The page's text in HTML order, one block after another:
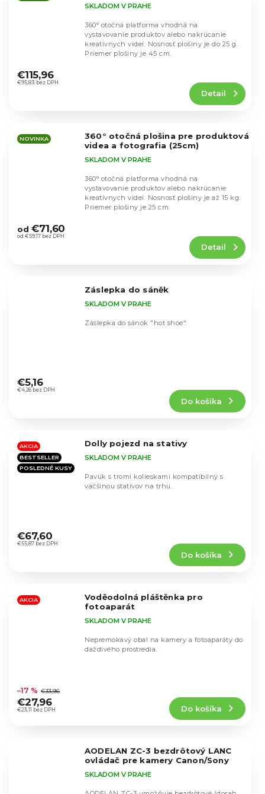
hodnotenie
produktu
hviezdičiek.
SKLADOM V PRAHE
€95,83 bez DPH
€115,96
Detail
360° otočná platforma vhodná na
vystavovanie produktov alebo nakrúcanie
kreatívnych videí. Nosnosť plošiny je do 25 g.
Priemer plošiny je 45 cm.
NOVINKA
360° otočná plošina pre produktová
videa a fotografia (25cm)
hodnotenie
produktu
SKLADOM V PRAHE
od €59,17 bez DPH
od €71,60
Detail
360° otočná platforma vhodná na
vystavovanie produktov alebo nakrúcanie
kreatívnych videí. Nosnosť plošiny je až 15 kg.
Priemer plošiny je 25 cm.
Záslepka do sáněk
hodnotenie
produktu
hviezdičiek.
SKLADOM V PRAHE
€4,26 bez DPH
€5,16
Do košíka
Záslepka do sánok "hot shoe".
AKCIA
BESTSELLER
POSLEDNÉ KUSY
Dolly pojezd na stativy
hodnotenie
produktu
hviezdičiek.
SKLADOM V PRAHE
€55,87 bez DPH
€67,60
Do košíka
Pavúk s tromi kolieskami kompatibilný s
väčšinou statívov na trhu.
AKCIA
Voděodolná pláštěnka pro
fotoaparát
hodnotenie
produktu
je
SKLADOM V PRAHE
€23,11 bez DPH
–17 % €33,96
€27,96
Do košíka
Nepremokavý obal na kamery a fotoaparáty do
daždivého prostredia.
AODELAN ZC-3 bezdrôtový LANC
ovládač pre kamery Canon/Sony
SKLADOM V PRAHE